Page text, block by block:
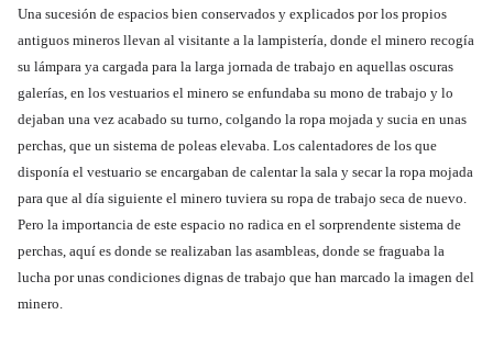
Una sucesión de espacios bien conservados y explicados por los propios
antiguos mineros llevan al visitante a la lampistería, donde el minero recogía
su lámpara ya cargada para la larga jornada de trabajo en aquellas oscuras
galerías, en los vestuarios el minero se enfundaba su mono de trabajo y lo
dejaban una vez acabado su turno, colgando la ropa mojada y sucia en unas
perchas, que un sistema de poleas elevaba. Los calentadores de los que
disponía el vestuario se encargaban de calentar la sala y secar la ropa mojada
para que al día siguiente el minero tuviera su ropa de trabajo seca de nuevo.
Pero la importancia de este espacio no radica en el sorprendente sistema de
perchas, aquí es donde se realizaban las asambleas, donde se fraguaba la
lucha por unas condiciones dignas de trabajo que han marcado la imagen del
minero.